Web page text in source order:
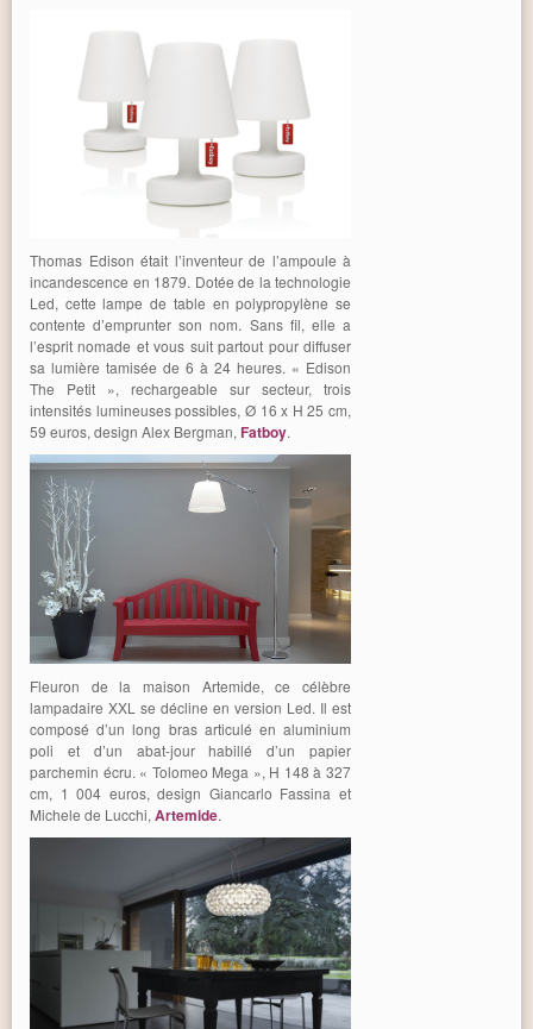
Thomas Edison était l’inventeur de l’ampoule à
incandescence en 1879. Dotée de la technologie
Led, cette lampe de table en polypropylène se
contente d’emprunter son nom. Sans fil, elle a
l’esprit nomade et vous suit partout pour diffuser
sa lumière tamisée de 6 à 24 heures. « Edison
The Petit », rechargeable sur secteur, trois
intensités lumineuses possibles, Ø 16 x H 25 cm,
59 euros, design Alex Bergman, Fatboy.
Fleuron de la maison Artemide, ce célèbre
lampadaire XXL se décline en version Led. Il est
composé d’un long bras articulé en aluminium
poli et d’un abat-jour habillé d’un papier
parchemin écru. « Tolomeo Mega », H 148 à 327
cm, 1 004 euros, design Giancarlo Fassina et
Michele de Lucchi, Artemide.